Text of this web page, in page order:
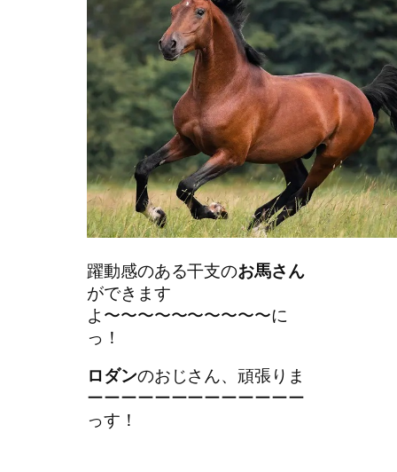
躍動感のある干支のお馬さん
ができます
よ〜〜〜〜〜〜〜〜〜〜に
っ！
ロダンのおじさん、頑張りま
ーーーーーーーーーーーーー
っす！